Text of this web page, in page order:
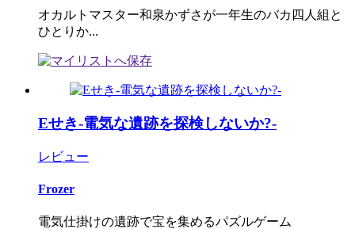
オカルトマスター和泉かずさが一年生のバカ四人組と
ひとりか...
Eせき-電気な遺跡を探検しないか?-
レビュー
Frozer
電気仕掛けの遺跡で宝を集めるパズルゲーム